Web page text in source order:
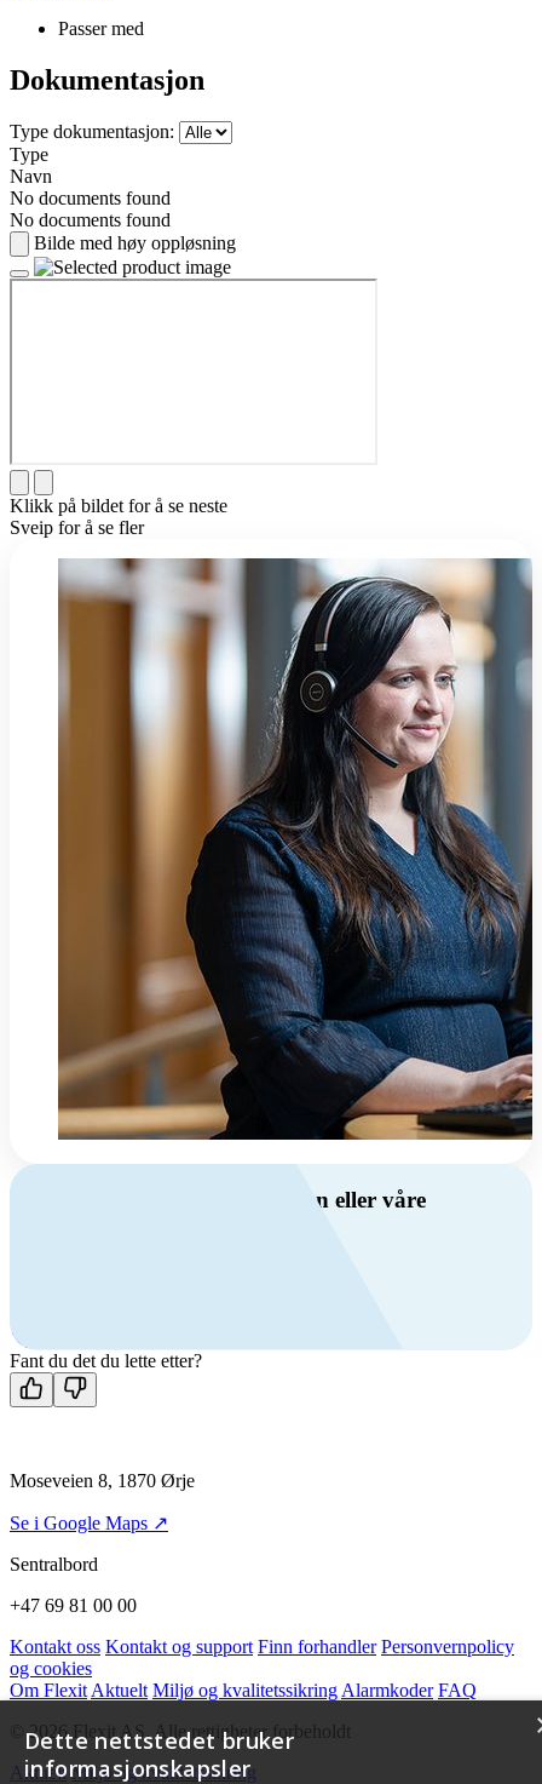
Passer med
Dokumentasjon
Type dokumentasjon:
Type
Navn
No documents found
No documents found
Bilde med høy oppløsning
Klikk på bildet for å se neste
Sveip for å se fler
Har du spørsmål om ventilasjon eller våre
Kontakt oss
Fant du det du lette etter?
Moseveien 8, 1870 Ørje
Se i Google Maps ↗
Sentralbord
+47 69 81 00 00
Kontakt oss Kontakt og support Finn forhandler Personvernpolicy
og cookies
Om Flexit Aktuelt Miljø og kvalitetssikring Alarmkoder FAQ
© 2026 Flexit AS. Alle rettigheter forbeholdt
Aktuelt Miljø og kvalitetssikring
Dette nettstedet bruker
informasjonskapsler